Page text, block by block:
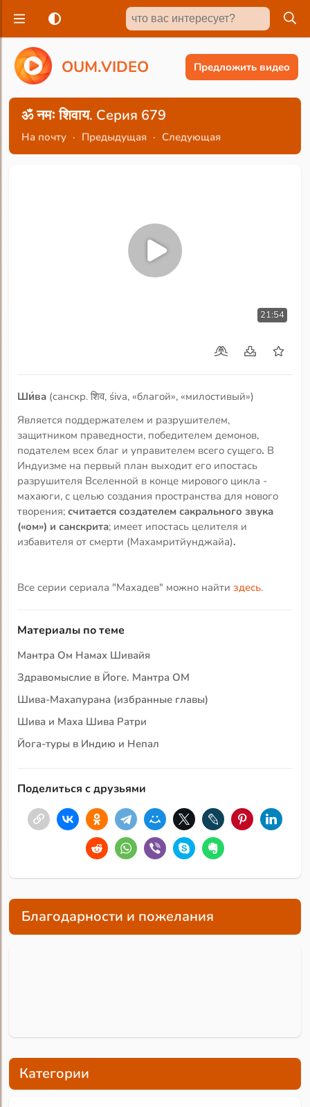
OUM.VIDEO Предложить видео
ॐ नमः शिवाय. Серия 679
На почту · Предыдущая · Следующая
21:54
Ши́ва (санскр. शिव, śiva, «благой», «милостивый»)
Является поддержателем и разрушителем,
защитником праведности, победителем демонов,
подателем всех благ и управителем всего сущего. В
Индуизме на первый план выходит его ипостась
разрушителя Вселенной в конце мирового цикла -
махаюги, с целью создания пространства для нового
творения;считается создателем сакрального звука
(«ом») и санскрита; имеет ипостась целителя и
избавителя от смерти (Махамритйунджайа).
Все серии сериала "Махадев" можно найтиздесь.
Материалы по теме
Мантра Ом Намах Шивайя
Здравомыслие в Йоге. Мантра ОМ
Шива-Махапурана (избранные главы)
Шива и Маха Шива Ратри
Йога-туры в Индию и Непал
Поделиться с друзьями
Благодарности и пожелания
Категории